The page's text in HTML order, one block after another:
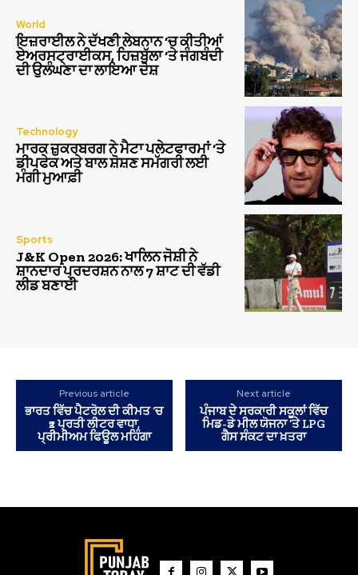
World
ਇਜ਼ਰਾਈਲ ਨੇ ਦੱਖਣੀ ਲੇਬਨਾਨ ‘ਚ ਕੀਤੀਆਂ
ਏਅਰਸਟ੍ਰਾਈਕਸ, ਹਿਜ਼ਬੁੱਲਾ ‘ਤੇ ਜੰਗਬੰਦੀ
ਦੀ ਉਲੰਘਣਾ ਦਾ ਲਾਇਆ ਦੋਸ਼
Technology
ਮਾਰਕ ਜ਼ੁਕਰਬਰਗ ਨੇ ਮੈਟਾ ਪਲੇਟਫਾਰਮਾਂ ‘ਤੇ
ਡੀਪਫੇਕ ਅਤੇ ਬਾਲ ਸ਼ੋਸ਼ਣ ਸਮੱਗਰੀ ਲਈ
ਮੰਗੀ ਮੁਆਫ਼ੀ
Sports
J&K Open 2026: ਖਾਲਿਨ ਜੋਸ਼ੀ ਨੇ
ਸ਼ਾਨਦਾਰ ਪ੍ਰਦਰਸ਼ਨ ਨਾਲ 7 ਸ਼ਾਟ ਦੀ ਵੱਡੀ
ਲੀਡ ਬਣਾਈ
Previous article
ਭਾਰਤ ਵਿੱਚ ਪੈਟਰੋਲ ਦੀ ਕੀਮਤ ‘ਚ
₹2 ਪ੍ਰਤੀ ਲੀਟਰ ਵਾਧਾ,
ਪ੍ਰੀਮੀਅਮ ਫਿਊਲ ਮਹਿੰਗਾ
Next article
ਪੰਜਾਬ ਦੇ ਸਰਕਾਰੀ ਸਕੂਲਾਂ ਵਿੱਚ
ਮਿਡ-ਡੇ ਮੀਲ ਯੋਜਨਾ ‘ਤੇ LPG
ਗੈਸ ਸੰਕਟ ਦਾ ਖ਼ਤਰਾ